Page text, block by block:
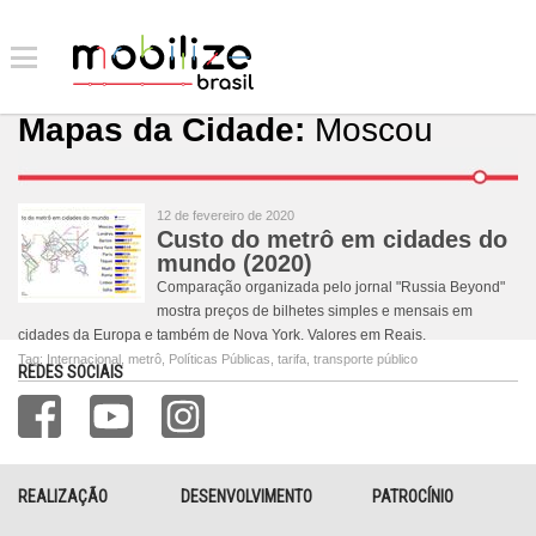
Mapas da Cidade: Moscou
12 de fevereiro de 2020
Custo do metrô em cidades do
mundo (2020)
Comparação organizada pelo jornal "Russia Beyond"
mostra preços de bilhetes simples e mensais em
cidades da Europa e também de Nova York. Valores em Reais.
Tag: Internacional metrô Políticas Públicas tarifa transporte público
REDES SOCIAIS
REALIZAÇÃO DESENVOLVIMENTO PATROCÍNIO